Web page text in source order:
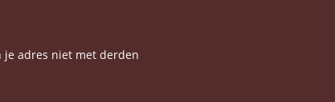
adres niet met derden